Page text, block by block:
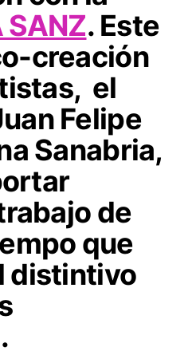
SANZ. Este
creación
el
Felipe
Sanabria,
de
que
distintivo